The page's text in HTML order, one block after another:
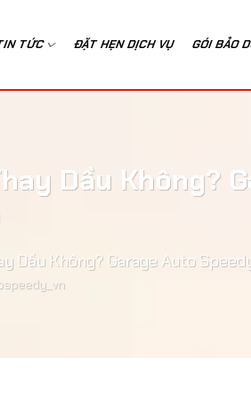
TỨC ĐẶT HẸN DỊCH VỤ GÓI BẢO
Dầu Không?
Dầu Không? Garage Auto